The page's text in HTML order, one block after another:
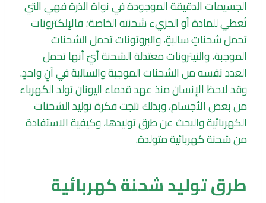
الجسيمات الدقيقة الموجودة في نواة الذرة فهي التي
تُعطي للمادة أو الجزيء شحنته الخاصة؛ فالإلكترونات
تحمل شحناتٍ سالبةٍ، والبروتونات تحمل الشحنات
الموجبة، والنيترونات معتدلة الشحنة أيّ أنها تحمل
العدد نفسه من الشحنات الموجبة والسالبة في آنٍ واحدٍ.
وقد لاحظ الإنسان منذ عهد قدماء اليونان تولد الكهرباء
من بعض الأجسام، وبذلك نتجت فكرة توليد الشحنات
الكهربائية والبحث عن طرق توليدها، وكيفية الاستفادة
من شحنة كهربائية متولدة.
طرق توليد شحنة كهربائية